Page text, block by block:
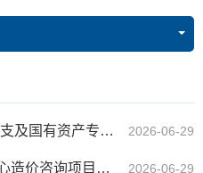
市中心血站2025年度财务收支及国有资产专项审计服务项目 结果公告 2026-06-29
新乡市公共卫生医疗救治中心造价咨询项目结果公告 2026-06-29